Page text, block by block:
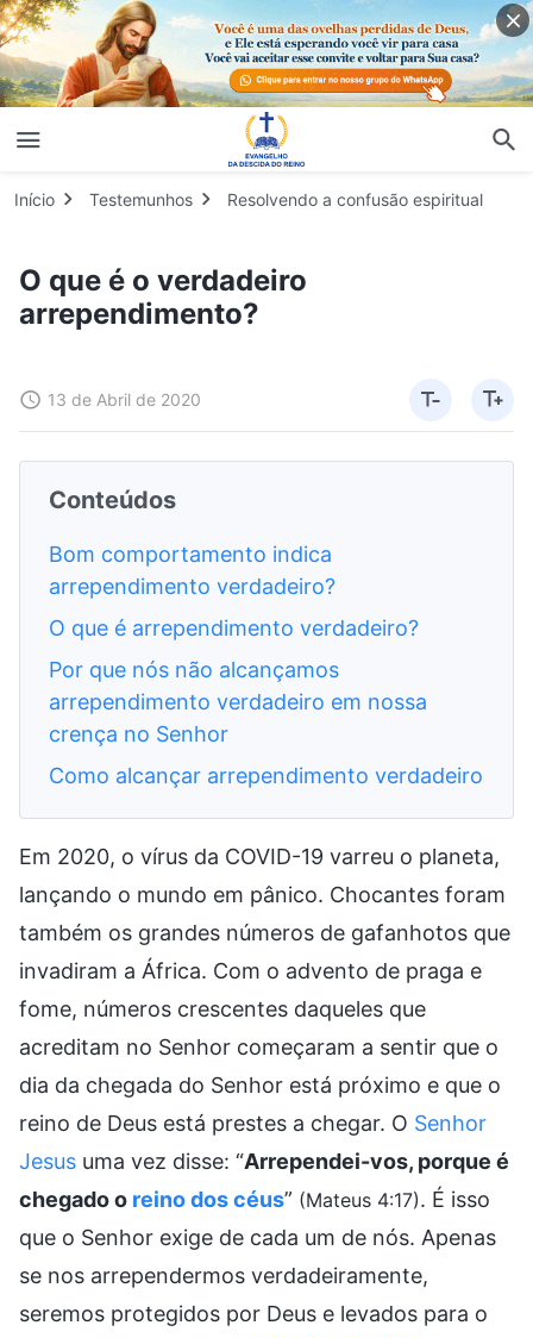
Início Testemunhos Resolvendo a confusão espiritual
O que é o verdadeiro
arrependimento?
13 de Abril de 2020
Conteúdos
Bom comportamento indica
arrependimento verdadeiro?
O que é arrependimento verdadeiro?
Por que nós não alcançamos
arrependimento verdadeiro em nossa
crença no Senhor
Como alcançar arrependimento verdadeiro
Em 2020, o vírus da COVID-19 varreu o planeta,
lançando o mundo em pânico. Chocantes foram
também os grandes números de gafanhotos que
invadiram a África. Com o advento de praga e
fome, números crescentes daqueles que
acreditam no Senhor começaram a sentir que o
dia da chegada do Senhor está próximo e que o
reino de Deus está prestes a chegar. O Senhor
Jesus uma vez disse: “Arrependei-vos, porque é
chegado o reino dos céus” (Mateus 4:17). É isso
que o Senhor exige de cada um de nós. Apenas
se nos arrependermos verdadeiramente,
seremos protegidos por Deus e levados para o